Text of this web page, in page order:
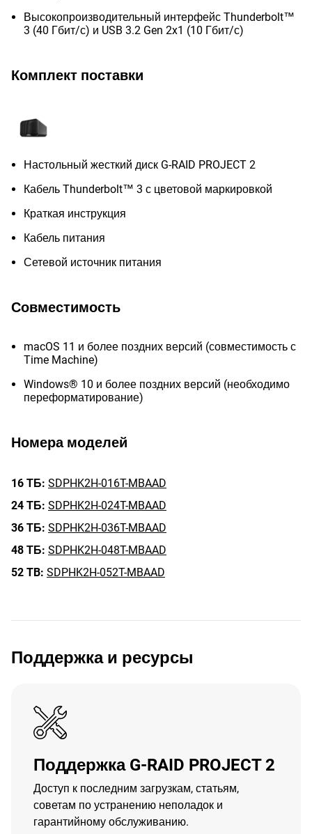
Высокопроизводительный интерфейс Thunderbolt™
3 (40 Гбит/с) и USB 3.2 Gen 2x1 (10 Гбит/с)
Комплект поставки
Настольный жесткий диск G-RAID PROJECT 2
Кабель Thunderbolt™ 3 с цветовой маркировкой
Краткая инструкция
Кабель питания
Сетевой источник питания
Совместимость
macOS 11 и более поздних версий (совместимость с
Time Machine)
Windows® 10 и более поздних версий (необходимо
переформатирование)
Номера моделей
16 ТБ: SDPHK2H-016T-MBAAD
24 ТБ: SDPHK2H-024T-MBAAD
36 ТБ: SDPHK2H-036T-MBAAD
48 ТБ: SDPHK2H-048T-MBAAD
52 TB: SDPHK2H-052T-MBAAD
Поддержка и ресурсы
Поддержка G-RAID PROJECT 2
Доступ к последним загрузкам, статьям,
советам по устранению неполадок и
гарантийному обслуживанию.